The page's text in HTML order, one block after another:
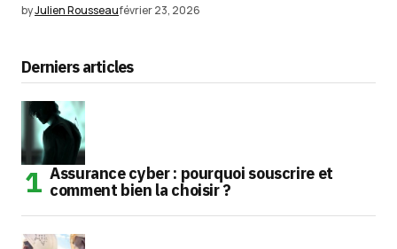
byJulien Rousseaufévrier 23, 2026
Derniers articles
Assurance cyber : pourquoi souscrire et
comment bien la choisir ?